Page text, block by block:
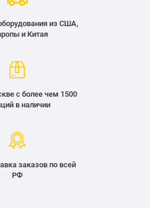
из США,
и Китая
с более чем 1500
в наличии
заказов по всей
РФ